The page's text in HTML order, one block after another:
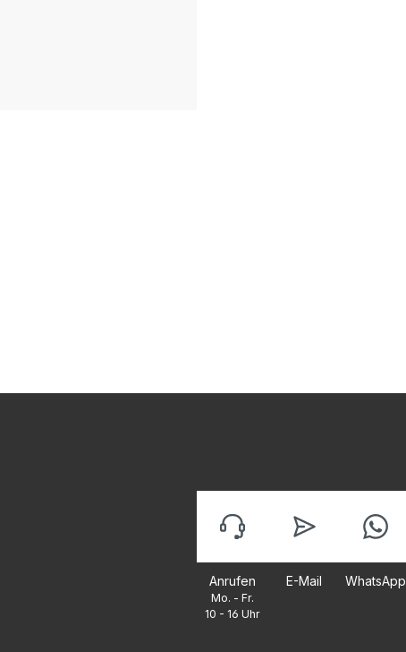
Anrufen
Mo. - Fr.
10 - 16 Uhr
E-Mail WhatsApp